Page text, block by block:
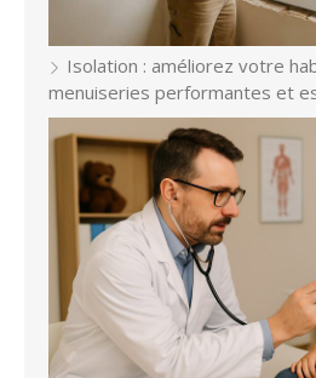
Isolation : améliorez votre
menuiseries performantes et